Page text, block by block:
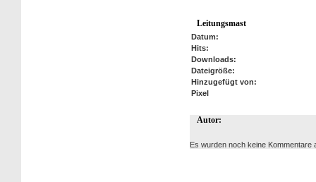
Leitungsmast
Datum:
Hits:
Downloads:
Dateigröße:
Hinzugefügt von:
Pixel
Autor:
Es wurden noch keine Kommentare